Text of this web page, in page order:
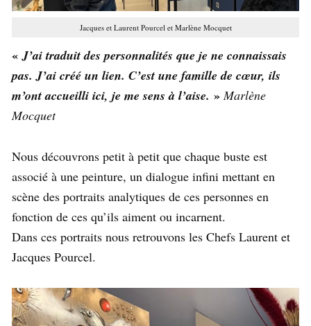
Jacques et Laurent Pourcel et Marlène Mocquet
« J’ai traduit des personnalités que je ne connaissais
pas. J’ai créé un lien. C’est une famille de cœur, ils
m’ont accueilli ici, je me sens à l’aise. » Marlène
Mocquet
Nous découvrons petit à petit que chaque buste est
associé à une peinture, un dialogue infini mettant en
scène des portraits analytiques de ces personnes en
fonction de ces qu’ils aiment ou incarnent.
Dans ces portraits nous retrouvons les Chefs Laurent et
Jacques Pourcel.